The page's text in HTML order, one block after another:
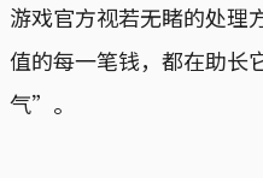
游戏官方视若无睹的处
值的每一笔钱，都在助长
气”。